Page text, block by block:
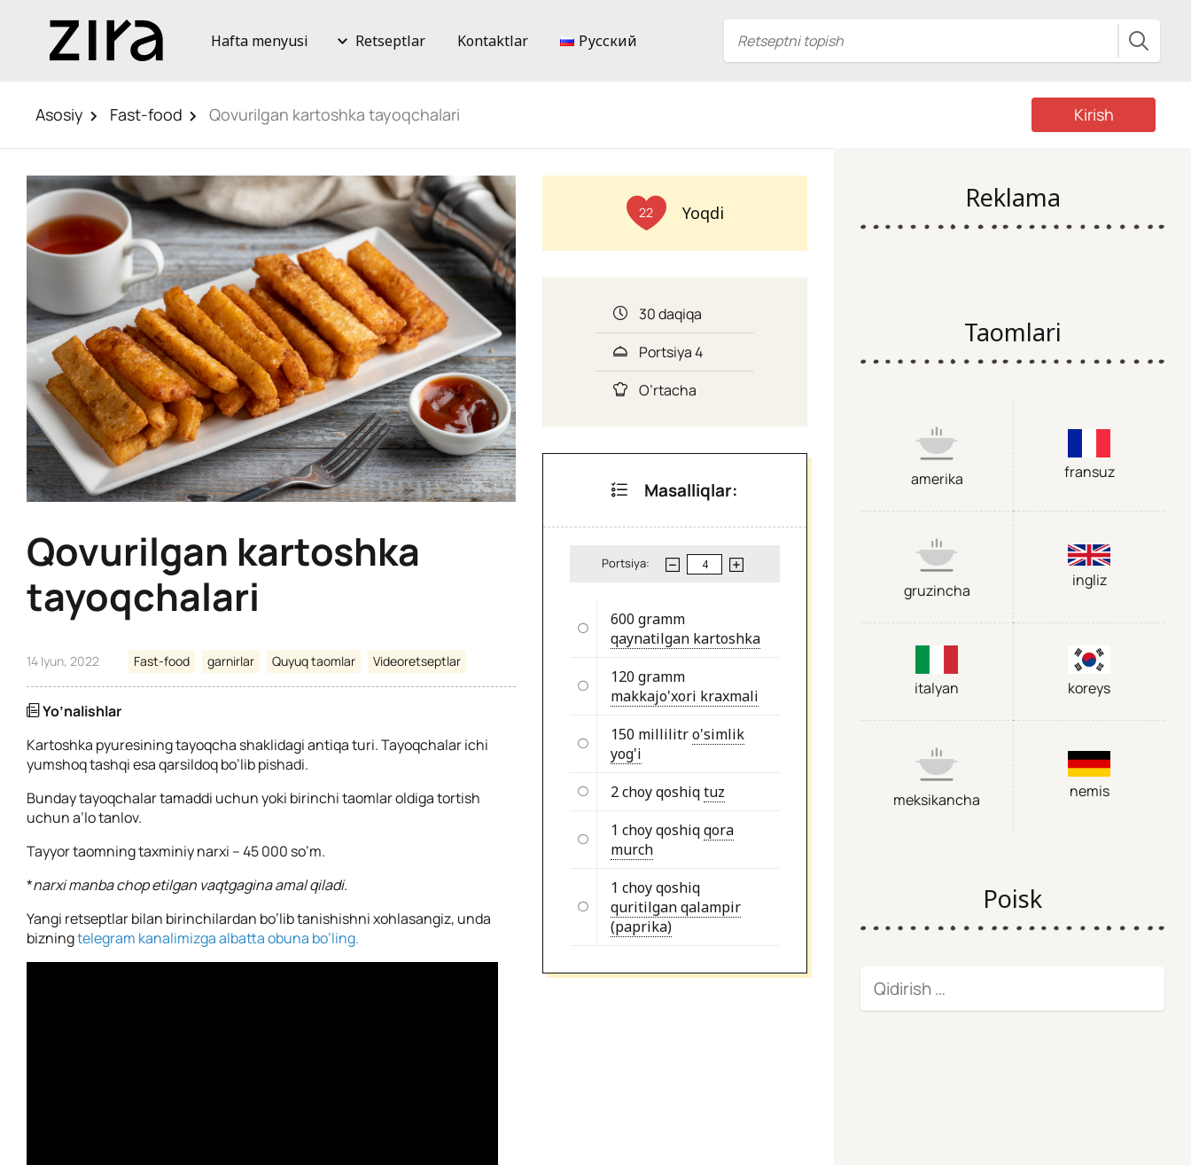
Hafta menyusi Retseptlar Kontaktlar Русский
Asosiy Fast-food Qovurilgan kartoshka tayoqchalari Kirish
Qovurilgan kartoshka
tayoqchalari
14 Iyun, 2022 Fast-food garnirlar Quyuq taomlar Videoretseptlar
Yo’nalishlar
Kartoshka pyuresining tayoqcha shaklidagi antiqa turi. Tayoqchalar ichi
yumshoq tashqi esa qarsildoq bo’lib pishadi.
Bunday tayoqchalar tamaddi uchun yoki birinchi taomlar oldiga tortish
uchun a’lo tanlov.
Tayyor taomning taxminiy narxi – 45 000 so’m.
*narxi manba chop etilgan vaqtgagina amal qiladi.
Yangi retseptlar bilan birinchilardan bo’lib tanishishni xohlasangiz, unda
bizningtelegram kanalimizga albatta obuna bo’ling.
22 Yoqdi
30 daqiqa
Portsiya 4
O’rtacha
Masalliqlar:
Portsiya:
600 gramm
qaynatilgan kartoshka
120 gramm
makkajo'xori kraxmali
150 millilitro'simlik
yog'i
2 choy qoshiqtuz
1 choy qoshiqqora
murch
1 choy qoshiq
quritilgan qalampir
(paprika)
Reklama
Taomlari
amerika fransuz
gruzincha
ingliz
italyan koreys
meksikancha nemis
Poisk